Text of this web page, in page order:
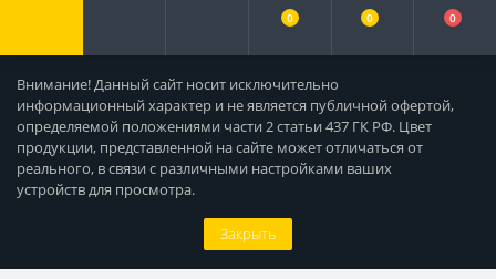
Внимание! Данный сайт носит исключительно
информационный характер и не является публичной офертой,
определяемой положениями части 2 статьи 437 ГК РФ. Цвет
продукции, представленной на сайте может отличаться от
реального, в связи с различными настройками ваших
устройств для просмотра.
Закрыть
0 0 0